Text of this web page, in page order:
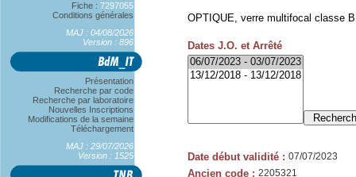
Fiche : 7297055
Conditions générales
MAJ : 04/08/2026
Version : 896
Présentation
Recherche par code
Recherche par laboratoire
Nouvelles Inscriptions
Modifications de la semaine
Téléchargement
MAJ : 29/07/2026
Version : 1525
OPTIQUE, verre multifocal classe
Dates J.O. et Arrêté
Date début validité : 07/07/2023
Ancien code : 2205321